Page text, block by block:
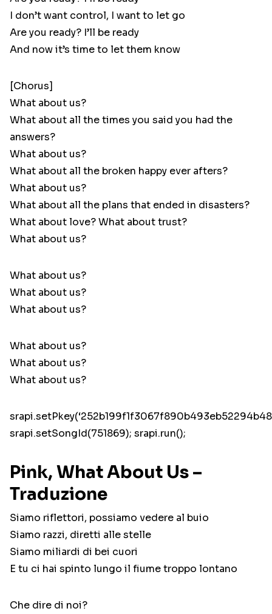
I don’t want control, I want to let go
Are you ready? I’ll be ready
And now it’s time to let them know
[Chorus]
What about us?
What about all the times you said you had the
answers?
What about us?
What about all the broken happy ever afters?
What about us?
What about all the plans that ended in disasters?
What about love? What about trust?
What about us?
What about us?
What about us?
What about us?
What about us?
What about us?
What about us?
srapi.setSongId(751869); srapi.run();
Pink, What About Us –
Traduzione
Siamo riflettori, possiamo vedere al buio
Siamo razzi, diretti alle stelle
Siamo miliardi di bei cuori
E tu ci hai spinto lungo il fiume troppo lontano
Che dire di noi?